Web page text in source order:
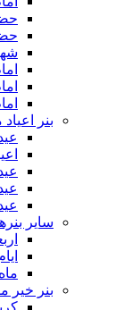
بنر
سایر
بنر خیر